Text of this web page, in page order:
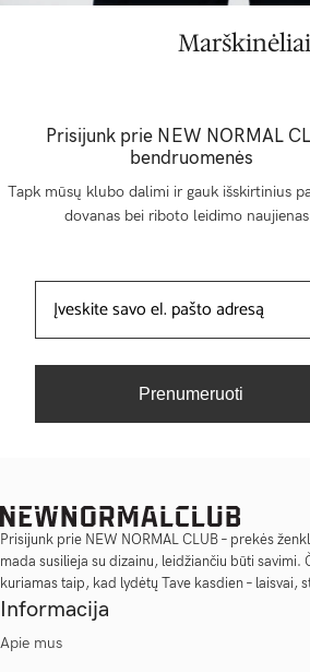
Marškinėliai
Prisijunk prie NEW NORMAL
bendruomenės
Tapk mūsų klubo dalimi ir gauk išskirtinius
dovanas bei riboto leidimo
Prenumeruoti
Prisijunk prie NEW NORMAL CLUB – prekės
mada susilieja su dizainu, leidžiančiu būti savimi.
kuriamas taip, kad lydėtų Tave kasdien – laisvai,
Informacija
Apie mus